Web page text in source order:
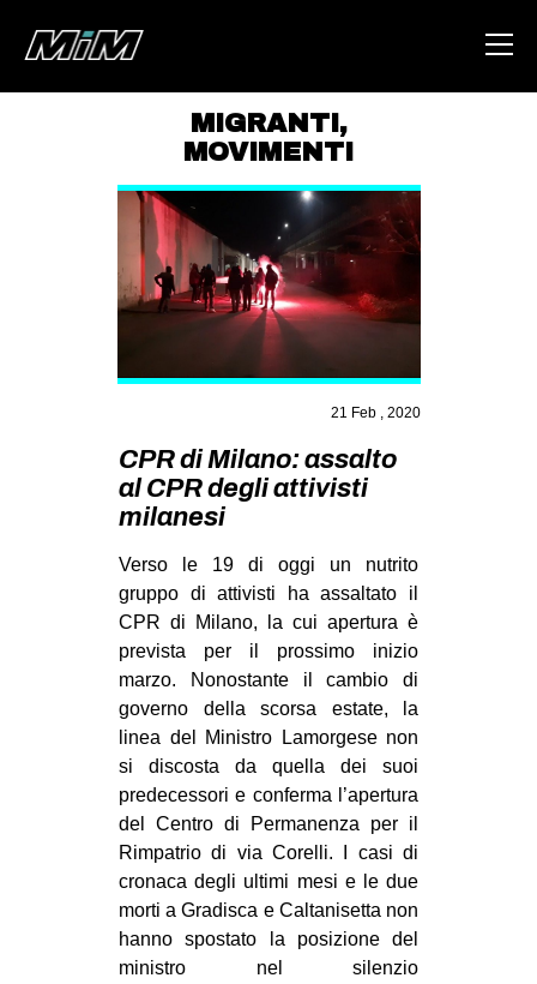
HOME
ABOUT
AREA
DEGENERAZIONE
GAZA FREESTYLE
CSOA LAMBRETTA
STUDENTI TSUNAMI
ZAM
MOBILITAZIONI
SPAZI
SPORT POPOLARE
AMBIENTE
ANTIFASCISMO
DIRITTO ALL’ABITARE
GENERI
MIGRAZIONI
PRECARIATO
MIGRANTI ,
MOVIMENTI
21 Feb , 2020
CPR di Milano: assalto
al CPR degli attivisti
milanesi
Verso le 19 di oggi un nutrito
gruppo di attivisti ha assaltato il
CPR di Milano, la cui apertura è
prevista per il prossimo inizio
marzo. Nonostante il cambio di
governo della scorsa estate, la
linea del Ministro Lamorgese non
si discosta da quella dei suoi
predecessori e conferma l’apertura
del Centro di Permanenza per il
Rimpatrio di via Corelli. I casi di
cronaca degli ultimi mesi e le due
morti a Gradisca e Caltanisetta non
hanno spostato la posizione del
ministro nel silenzio